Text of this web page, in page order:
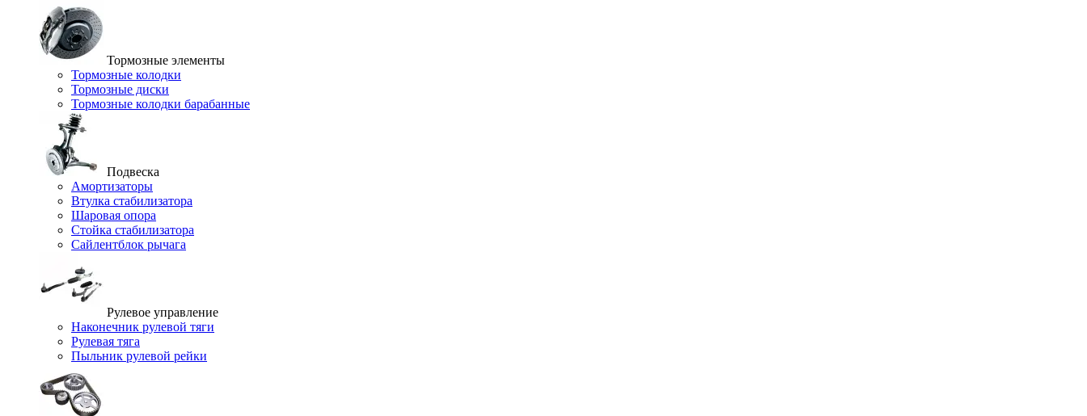
Тормозные элементы
Тормозные колодки
Тормозные диски
Тормозные колодки барабанные
Подвеска
Амортизаторы
Втулка стабилизатора
Шаровая опора
Стойка стабилизатора
Сайлентблок рычага
Рулевое управление
Наконечник рулевой тяги
Рулевая тяга
Пыльник рулевой рейки